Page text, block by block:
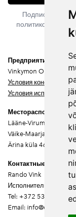
Подписываясь
политикой
Предприятие
Vinkymon OÜ
Условия
Условия
Месторасположение
Lääne-Virumaa
Väike-Maarja vald
Ärina küla 46202
Контактные данные
Rando Vink
Исполнительный
Tel: +372 53444844
Email: